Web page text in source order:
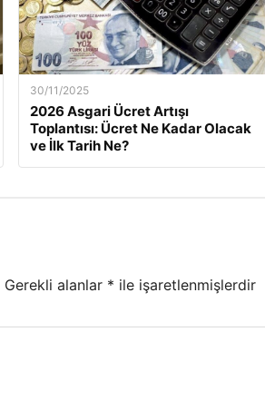
30/11/2025
2026 Asgari Ücret Artışı
Toplantısı: Ücret Ne Kadar Olacak
ve İlk Tarih Ne?
Gerekli alanlar * ile işaretlenmişlerdir